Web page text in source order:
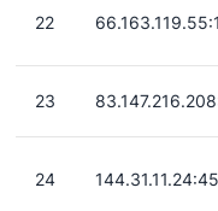
22
23
24